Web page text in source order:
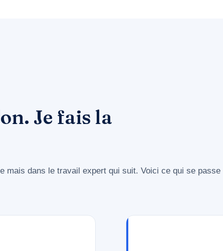
Je fais la
mais dans le travail expert qui suit. Voici ce qui se passe